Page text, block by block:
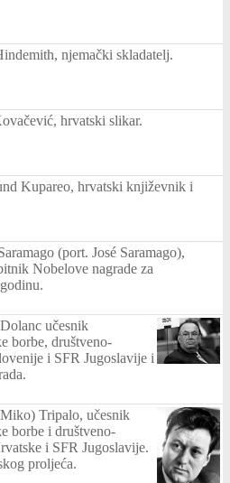
njemački skladatelj.
hrvatski slikar.
Kupareo, hrvatski književnik i
(port. José Saramago),
Nobelove nagrade za
učesnik
borbe, društveno-
i SFR Jugoslavije i
Tripalo, učesnik
borbe i društveno-
i SFR Jugoslavije.
proljeća.